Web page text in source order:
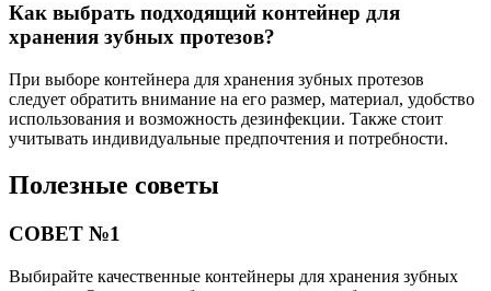
Как выбрать подходящий контейнер для
хранения зубных протезов?
При выборе контейнера для хранения зубных протезов
следует обратить внимание на его размер, материал, удобство
использования и возможность дезинфекции. Также стоит
учитывать индивидуальные предпочтения и потребности.
Полезные советы
СОВЕТ №1
Выбирайте качественные контейнеры для хранения зубных